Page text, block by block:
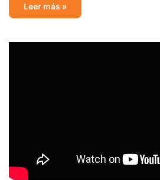
Leer más »